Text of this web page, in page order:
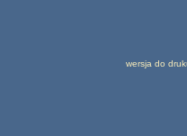
wersja do